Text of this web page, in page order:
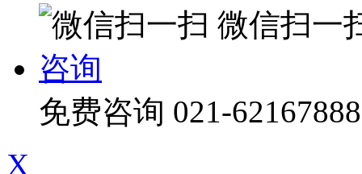
微信扫一
咨询
免费咨询 021-62167888
X